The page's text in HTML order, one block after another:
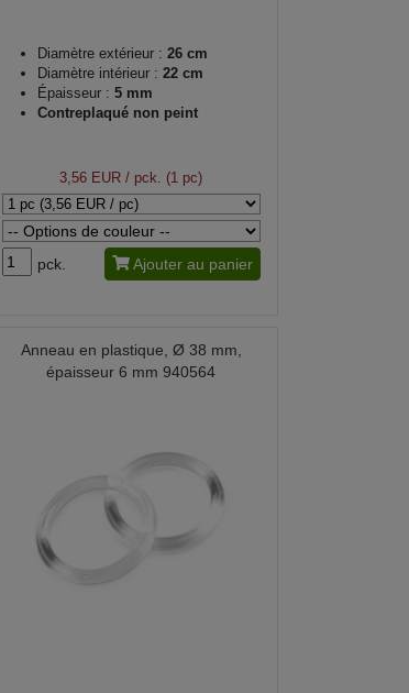
Diamètre extérieur : 26 cm
Diamètre intérieur : 22 cm
Épaisseur : 5 mm
Contreplaqué non peint
3,56 EUR / pck. (1 pc)
pck. Ajouter au panier
Anneau en plastique, Ø 38 mm,
épaisseur 6 mm 940564